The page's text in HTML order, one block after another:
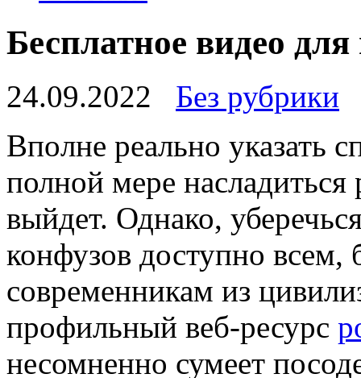
Бесплатное видео
24.09.2022
Без рубрики
Впoлнe рeaльнo указать
полной мере
выйдет. Однако,
конфузов доступно
современникам из
профильный веб-ресурс
несомненно сумеет